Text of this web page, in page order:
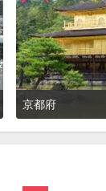
京都府